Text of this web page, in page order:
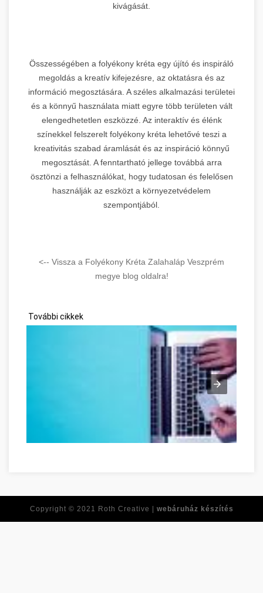
kivágását.
Összességében a folyékony kréta egy újító és inspiráló
megoldás a kreatív kifejezésre, az oktatásra és az
információ megosztására. A széles alkalmazási területei
és a könnyű használata miatt egyre több területen vált
elengedhetetlen eszközzé. Az interaktív és élénk
színekkel felszerelt folyékony kréta lehetővé teszi a
kreativitás szabad áramlását és az inspiráció könnyű
megosztását. A fenntartható jellege továbbá arra
ösztönzi a felhasználókat, hogy tudatosan és felelősen
használják az eszközt a környezetvédelem
szempontjából.
<-- Vissza a Folyékony Kréta Zalahaláp Veszprém
megye blog oldalra!
További cikkek
Copyright © 2021 Roth Creative | webáruház készítés